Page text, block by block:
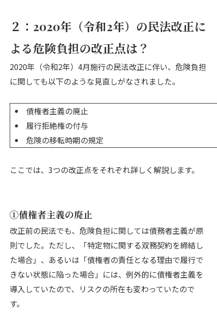
２：2020年（令和2年）の民法改正に
よる危険負担の改正点は？
2020年（令和2年）4月施行の民法改正に伴い、危険負担
に関しても以下のような見直しがなされました。
債権者主義の廃止
履行拒絶権の付与
危険の移転時期の規定
ここでは、3つの改正点をそれぞれ詳しく解説します。
①債権者主義の廃止
改正前の民法でも、危険負担に関しては債務者主義が原
則でした。ただし、「特定物に関する双務契約を締結し
た場合」、あるいは「債権者の責任となる理由で履行で
きない状態に陥った場合」には、例外的に債権者主義を
導入していたので、リスクの所在も変わっていたので
す。